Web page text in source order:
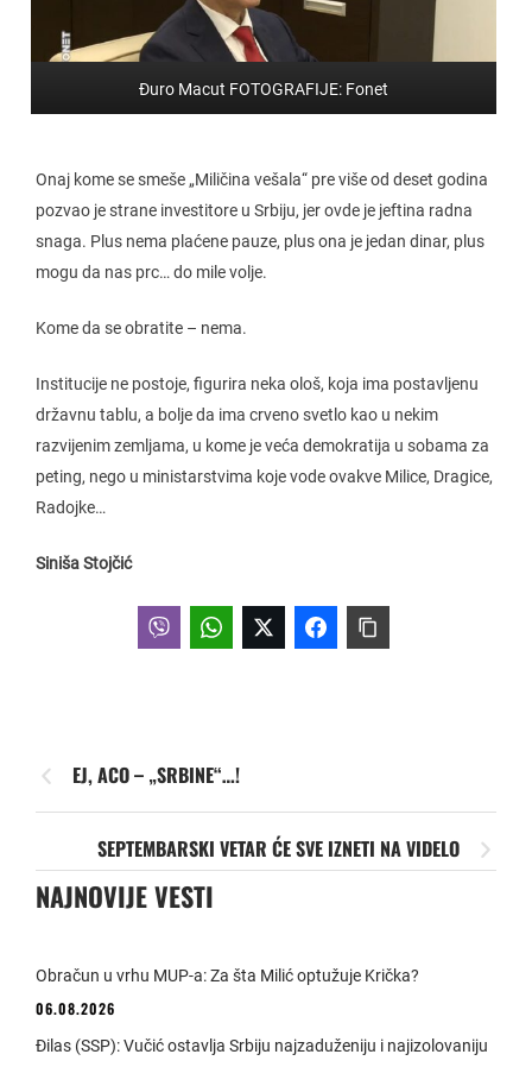
Đuro Macut FOTOGRAFIJE: Fonet
Onaj kome se smeše „Miličina vešala“ pre više od deset godina
pozvao je strane investitore u Srbiju, jer ovde je jeftina radna
snaga. Plus nema plaćene pauze, plus ona je jedan dinar, plus
mogu da nas prc… do mile volje.
Kome da se obratite – nema.
Institucije ne postoje, figurira neka ološ, koja ima postavljenu
državnu tablu, a bolje da ima crveno svetlo kao u nekim
razvijenim zemljama, u kome je veća demokratija u sobama za
peting, nego u ministarstvima koje vode ovakve Milice, Dragice,
Radojke…
Siniša Stojčić
EJ, ACO – „SRBINE“…!
SEPTEMBARSKI VETAR ĆE SVE IZNETI NA VIDELO
NAJNOVIJE VESTI
Obračun u vrhu MUP-a: Za šta Milić optužuje Krička?
06.08.2026
Đilas (SSP): Vučić ostavlja Srbiju najzaduženiju i najizolovaniju